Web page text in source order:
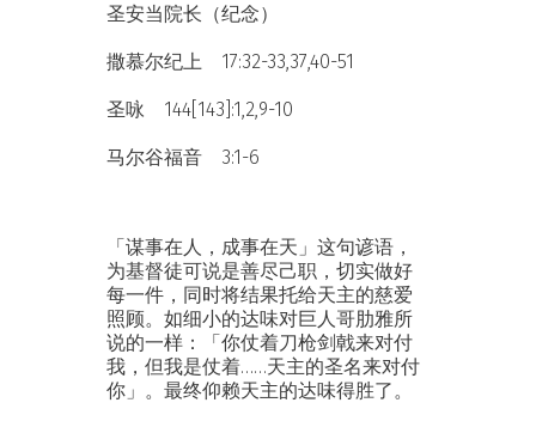
圣安当院长（纪念）
撒慕尔纪上 17:32-33,37,40-51
圣咏 144[143]:1,2,9-10
马尔谷福音 3:1-6
「谋事在人，成事在天」这句谚语，
为基督徒可说是善尽己职，切实做好
每一件，同时将结果托给天主的慈爱
照顾。如细小的达味对巨人哥肋雅所
说的一样：「你仗着刀枪剑戟来对付
我，但我是仗着……天主的圣名来对付
你」。最终仰赖天主的达味得胜了。